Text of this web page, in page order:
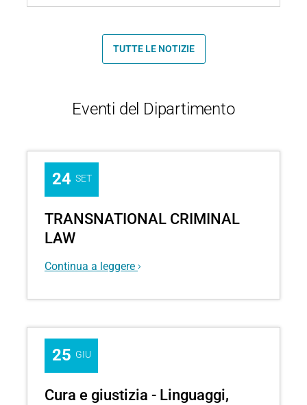
TUTTE LE NOTIZIE
Eventi del Dipartimento
24 SET
TRANSNATIONAL CRIMINAL
LAW
Organised
Crime
and
Terrorism
International
Continua a leggere
25 GIU
Cura e giustizia - Linguaggi,